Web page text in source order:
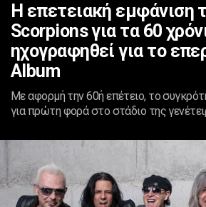
Η επετειακή εμφάνιση
Scorpions για τα 60
ηχογραφηθεί για το
Album
Με αφορμή την 60ή επέτειο, το
για πρώτη φορά στο στάδιο της